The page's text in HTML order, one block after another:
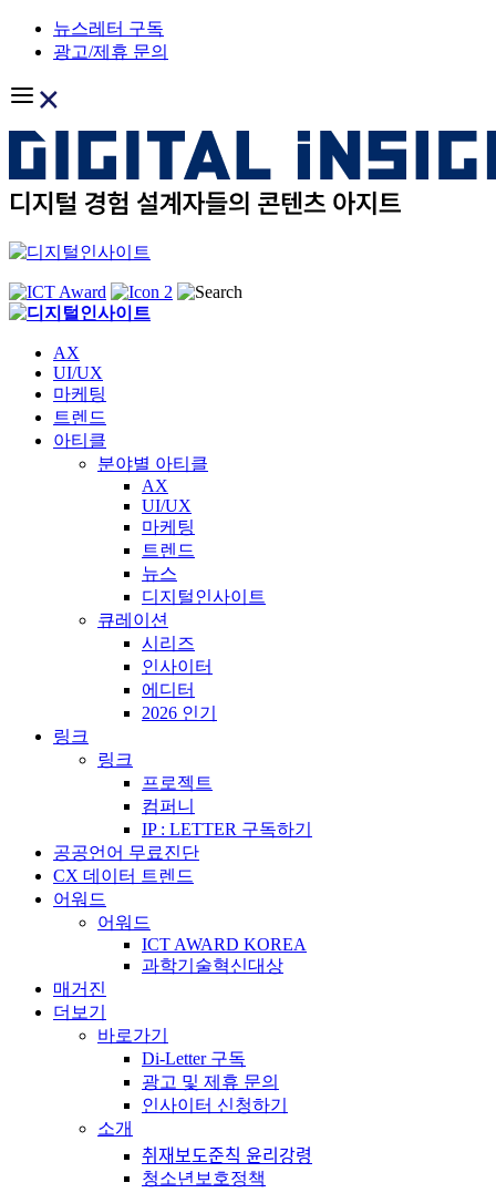
Skip
content
뉴스레터 구독
광고/제휴 문의
AX
UI/UX
마케팅
트렌드
아티클
분야별 아티클
AX
UI/UX
마케팅
트렌드
뉴스
디지털인사이트
큐레이션
시리즈
인사이터
에디터
2026 인기
링크
링크
프로젝트
컴퍼니
IP : LETTER 구독하기
공공언어 무료진단
CX 데이터 트렌드
어워드
어워드
ICT AWARD KOREA
과학기술혁신대상
매거진
더보기
바로가기
Di-Letter 구독
광고 및 제휴 문의
인사이터 신청하기
소개
취재보도준칙 윤리강령
청소년보호정책